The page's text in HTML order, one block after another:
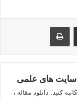
اشتراک گذاری از طریق ایمیل چاپ
سایت های علمی
کنید. دانلود مقاله ،